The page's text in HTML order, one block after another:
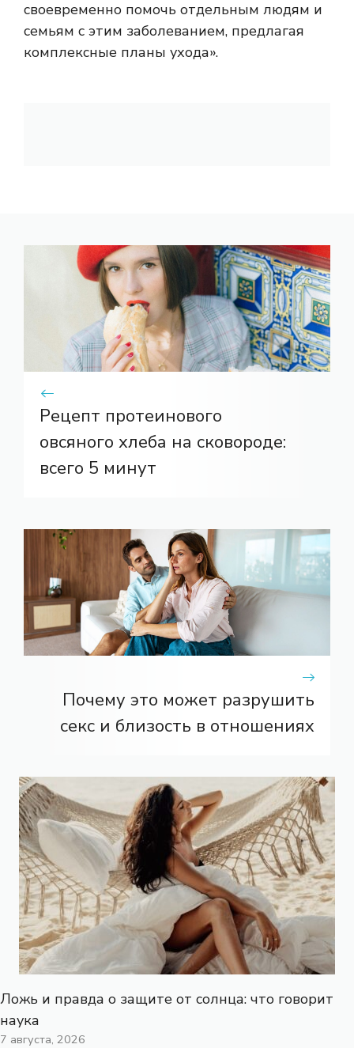
своевременно помочь отдельным людям и
семьям с этим заболеванием, предлагая
комплексные планы ухода».
Рецепт протеинового
овсяного хлеба на сковороде:
всего 5 минут
Почему это может разрушить
секс и близость в отношениях
Ложь и правда о защите от солнца: что говорит
наука
7 августа, 2026